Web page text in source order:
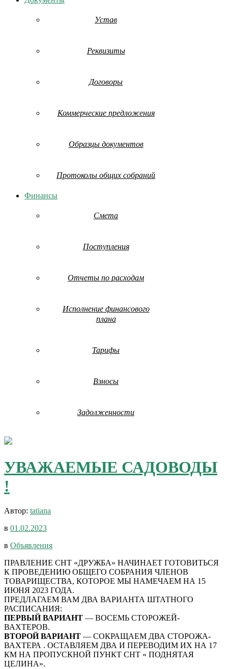
Устав
Реквизиты
Договоры
Коммерческие предложения
Образцы документов
Протоколы общих собраний
Финансы
Смета
Поступления
Отчеты по расходам
Исполнение финансового
плана
Тарифы
Взносы
Задолженности
УВАЖАЕМЫЕ САДОВОДЫ
!
Автор: tatiana
в 01.02.2023
в Объявления
ПРАВЛЕНИЕ СНТ «ДРУЖБА» НАЧИНАЕТ ГОТОВИТЬСЯ
К ПРОВЕДЕНИЮ ОБЩЕГО СОБРАНИЯ ЧЛЕНОВ
ТОВАРИЩЕСТВА, КОТОРОЕ МЫ НАМЕЧАЕМ НА 15
ИЮНЯ 2023 ГОДА.
ПРЕДЛАГАЕМ ВАМ ДВА ВАРИАНТА ШТАТНОГО
РАСПИСАНИЯ:
ПЕРВЫЙ ВАРИАНТ — ВОСЕМЬ СТОРОЖЕЙ-
ВАХТЕРОВ.
ВТОРОЙ ВАРИАНТ — СОКРАЩАЕМ ДВА СТОРОЖА-
ВАХТЕРА . ОСТАВЛЯЕМ ДВА И ПЕРЕВОДИМ ИХ НА 17
КМ НА ПРОПУСКНОЙ ПУНКТ СНТ « ПОДНЯТАЯ
ЦЕЛИНА».